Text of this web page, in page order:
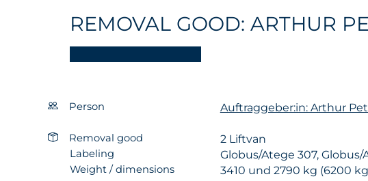
REMOVAL GOOD: ARTHUR
Person Auftraggeber:in: Arthur
Removal good 2 Liftvan
Labeling Globus/Atege 307, Globus/
Weight / dimensions 3410 und 2790 kg (6200